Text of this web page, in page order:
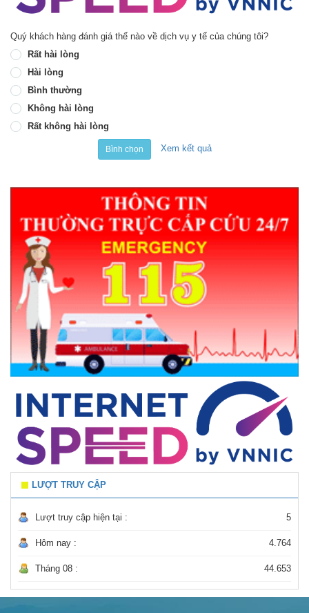
Quý khách hàng đánh giá thế nào về dịch vụ y tế của chúng tôi?
Rất hài lòng
Hài lòng
Bình thường
Không hài lòng
Rất không hài lòng
Bình chọn Xem kết quả
LƯỢT TRUY CẬP
Lượt truy cập hiện tại : 5
Hôm nay : 4.764
Tháng 08 : 44.653